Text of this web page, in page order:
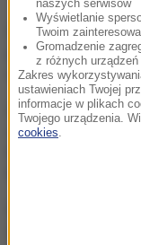
naszych serwisów
Wyświetlanie
Twoim
Gromadzenie
z różnych urządzeń
Zakres
ustawieniach Twojej
informacje w plikach
Twojego urządzenia.
cookies